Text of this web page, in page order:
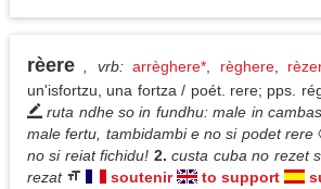
rèere , vrb: arrèghere* règhere,
un'isfortzu, una fortza / poét. rere; pps.
ruta ndhe so in fundhu: male in
male fertu, tambidambi e no si podet
no si reiat fichidu! 2.custa cuba no rezet
rezat
soutenir to support